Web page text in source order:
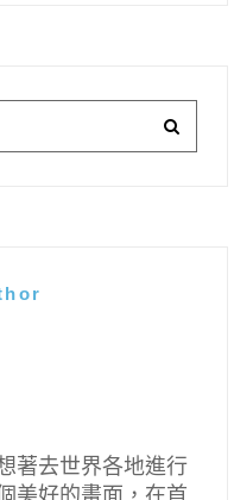
著去世界各地進行
美好的畫面，在首